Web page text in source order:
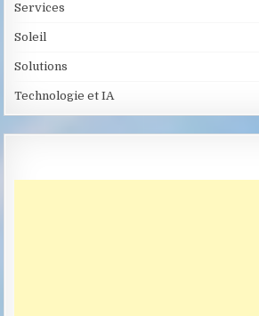
Services
Soleil
Solutions
Technologie et IA